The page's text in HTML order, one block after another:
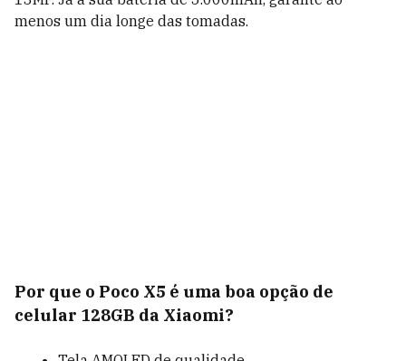
menos um dia longe das tomadas.
Por que o Poco X5 é uma boa opção de
celular 128GB da Xiaomi?